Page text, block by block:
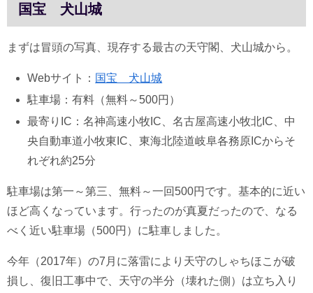
国宝 犬山城
まずは冒頭の写真、現存する最古の天守閣、犬山城から。
Webサイト： 国宝 犬山城
駐車場：有料（無料～500円）
最寄りIC：名神高速小牧IC、名古屋高速小牧北IC、中
央自動車道小牧東IC、東海北陸道岐阜各務原ICからそ
れぞれ約25分
駐車場は第一～第三、無料～一回500円です。基本的に近い
ほど高くなっています。行ったのが真夏だったので、なる
べく近い駐車場（500円）に駐車しました。
今年（2017年）の7月に落雷により天守のしゃちほこが破
損し、復旧工事中で、天守の半分（壊れた側）は立ち入り